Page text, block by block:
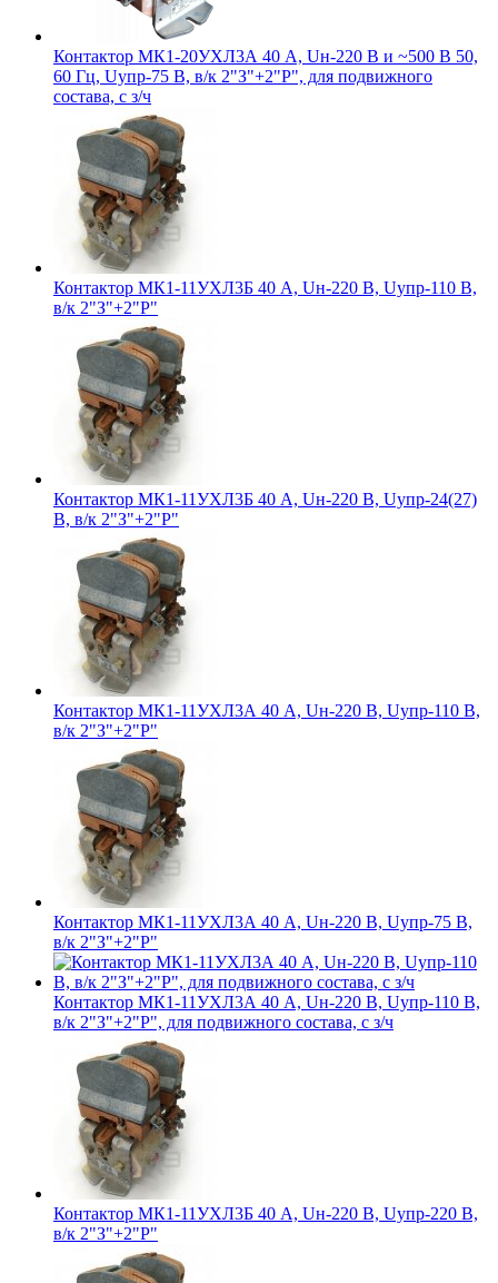
Контактор МК1-20УХЛ3А 40 А, Uн-220 В и ~500 В 50,
60 Гц, Uупр-75 В, в/к 2"З"+2"Р", для подвижного
состава, с з/ч
Контактор МК1-11УХЛ3Б 40 А, Uн-220 В, Uупр-110 В,
в/к 2"З"+2"Р"
Контактор МК1-11УХЛ3Б 40 А, Uн-220 В, Uупр-24(27)
В, в/к 2"З"+2"Р"
Контактор МК1-11УХЛ3А 40 А, Uн-220 В, Uупр-110 В,
в/к 2"З"+2"Р"
Контактор МК1-11УХЛ3А 40 А, Uн-220 В, Uупр-75 В,
в/к 2"З"+2"Р"
Контактор МК1-11УХЛ3А 40 А, Uн-220 В, Uупр-110 В,
в/к 2"З"+2"Р", для подвижного состава, с з/ч
Контактор МК1-11УХЛ3Б 40 А, Uн-220 В, Uупр-220 В,
в/к 2"З"+2"Р"